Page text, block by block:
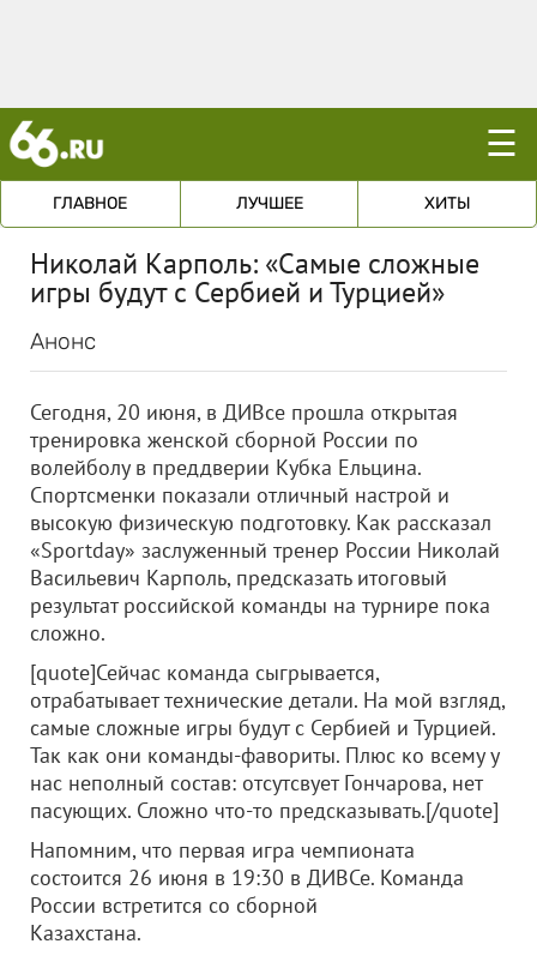
☰
ГЛАВНОЕ ЛУЧШЕЕ ХИТЫ
Николай Карполь: «Самые сложные
игры будут с Сербией и Турцией»
Анонс
Сегодня, 20 июня, в ДИВсе прошла открытая
тренировка женской сборной России по
волейболу в преддверии Кубка Ельцина.
Спортсменки показали отличный настрой и
высокую физическую подготовку. Как рассказал
«Sportday» заслуженный тренер России Николай
Васильевич Карполь, предсказать итоговый
результат российской команды на турнире пока
сложно.
[quote]Сейчас команда сыгрывается,
отрабатывает технические детали. На мой взгляд,
самые сложные игры будут с Сербией и Турцией.
Так как они команды-фавориты. Плюс ко всему у
нас неполный состав: отсутсвует Гончарова, нет
пасующих. Сложно что-то предсказывать.[/quote]
Напомним, что первая игра чемпионата
состоится 26 июня в 19:30 в ДИВСе. Команда
России встретится со сборной
Казахстана.